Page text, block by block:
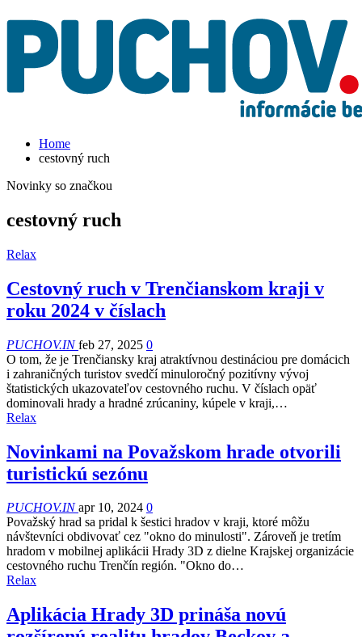
Home
cestovný ruch
Novinky so značkou
cestovný ruch
Relax
Cestovný ruch v Trenčianskom kraji v
roku 2024 v číslach
PUCHOV.INfeb 27, 2025 0
O tom, že je Trenčiansky kraj atraktívnou destináciou pre domácich
i zahraničných turistov svedčí minuloročný pozitívny vývoj
štatistických ukazovateľov cestovného ruchu. V číslach opäť
dominovali hrady a hradné zrúcaniny, kúpele v kraji,…
Relax
Novinkami na Považskom hrade otvorili
turistickú sezónu
PUCHOV.INapr 10, 2024 0
Považský hrad sa pridal k šestici hradov v kraji, ktoré môžu
návštevníci obdivovať cez "okno do minulosti". Zároveň je tretím
hradom v mobilnej aplikácii Hrady 3D z dielne Krajskej organizácie
cestovného ruchu Trenčín región. "Okno do…
Relax
Aplikácia Hrady 3D prináša novú